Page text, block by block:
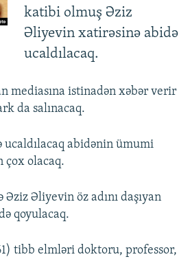
STANDARTLARIMIZ
katibi olmuş Əziz
Əliyevin xatirəsinə abidə
ucaldılacaq.
mediasına istinadən xəbər verir
da salınacaq.
abidənin ümumi
çox olacaq.
Əliyevin öz adını daşıyan
qoyulacaq.
tibb elmləri doktoru, professor,